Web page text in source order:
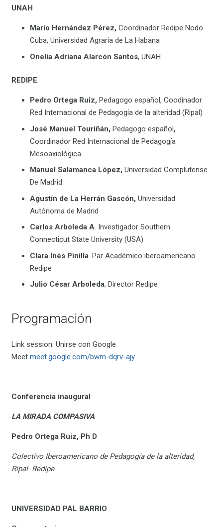
UNAH
Mario Hernández Pérez, Coordinador Redipe Nodo
Cuba, Universidad Agraria de La Habana
Onelia Adriana Alarcón Santos, UNAH
REDIPE
Pedro Ortega Ruiz, Pedagogo español, Coodinador
Red Internacional de Pedagogía de la alteridad (Ripal)
José Manuel Touriñán, Pedagogo español,
Coordinador Red Internacional de Pedagogía
Mesoaxiológica
Manuel Salamanca López, Universidad Complutense
De Madrid
Agustín de La Herrán Gascón, Universidad
Autónoma de Madrid
Carlos Arboleda A. Investigador Southern
Connecticut State University (USA)
Clara Inés Pinilla . Par Académico iberoamericano
Redipe
Julio César Arboleda, Director Redipe
Programación
Link session: Unirse con Google
Meet meet.google.com/bwm-dqrv-ajy
Conferencia inaugural
LA MIRADA COMPASIVA
Pedro Ortega Ruiz, Ph D
Colectivo Iberoamericano de Pedagogía de la alteridad,
Ripal- Redipe
UNIVERSIDAD PAL BARRIO